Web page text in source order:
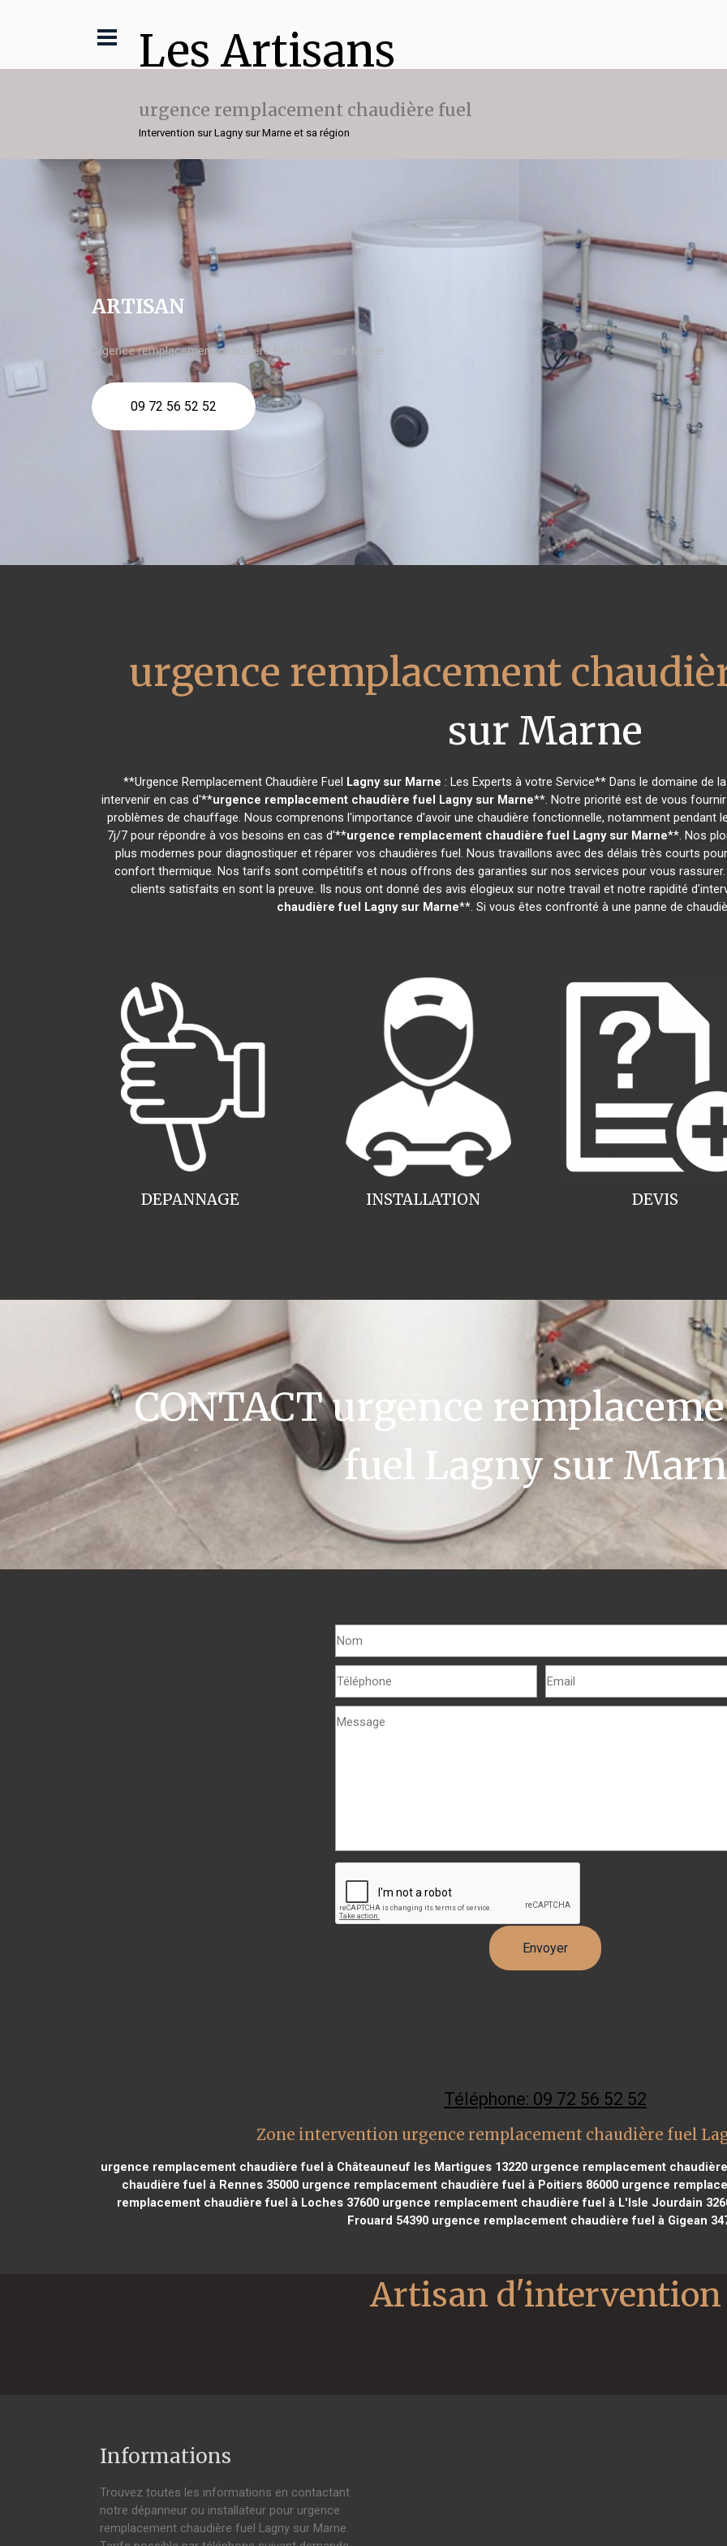
Les Artisans
urgence remplacement chaudière fuel
Intervention sur Lagny sur Marne et sa région
ARTISAN
urgence remplacement chaudière fuel Lagny sur Marne
09 72 56 52 52
urgence remplacement
sur Marne
**Urgence Remplacement Chaudière Fuel Lagny sur Marne : Les Experts à votre Service** Dans le domaine de
intervenir en cas d'**urgence remplacement chaudière fuel Lagny sur Marne**. Notre priorité est de vous
problèmes de chauffage. Nous comprenons l'importance d'avoir une chaudière fonctionnelle, notamment pendant
7j/7 pour répondre à vos besoins en cas d'**urgence remplacement chaudière fuel Lagny sur Marne**. Nos
plus modernes pour diagnostiquer et réparer vos chaudières fuel. Nous travaillons avec des délais très courts
confort thermique. Nos tarifs sont compétitifs et nous offrons des garanties sur nos services pour vous
clients satisfaits en sont la preuve. Ils nous ont donné des avis élogieux sur notre travail et notre rapidité
chaudière fuel Lagny sur Marne**. Si vous êtes confronté à une panne de
INSTALLATION
DEPANNAGE DEVIS
CONTACT urgence
fuel Lagny sur
Téléphone: 09 72 56 52 52
Zone intervention urgence remplacement chaudière fuel
urgence remplacement chaudière fuel à Châteauneuf les Martigues 13220 urgence remplacement
chaudière fuel à Rennes 35000urgence remplacement chaudière fuel à Poitiers 86000urgence
remplacement chaudière fuel à Loches 37600urgence remplacement chaudière fuel à L'Isle Jourdain
Frouard 54390 urgence remplacement chaudière fuel à Gigean
Informations
Trouvez toutes les informations en contactant
notre dépanneur ou installateur pour urgence
remplacement chaudière fuel Lagny sur Marne.
Artisan d'intervention